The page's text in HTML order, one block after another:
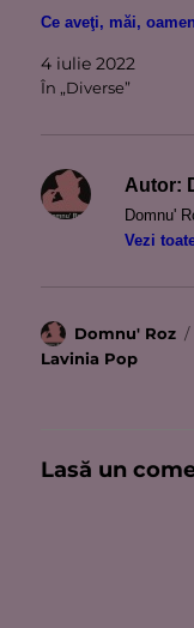
Ce aveţi, măi,
4 iulie 2022
În „Diverse”
Autor:
Domnu'
Vezi
Autor
Domnu' Roz
Lavinia Pop
Lasă un